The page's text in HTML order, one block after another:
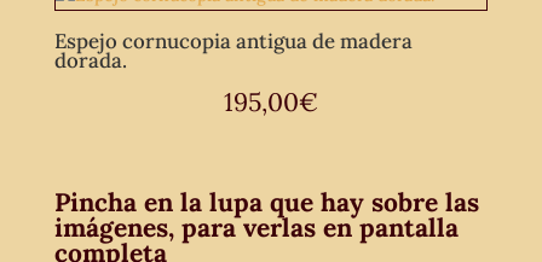
Espejo cornucopia antigua de madera
dorada.
195,00€
Pincha en la lupa que hay sobre las
imágenes, para verlas en pantalla
completa